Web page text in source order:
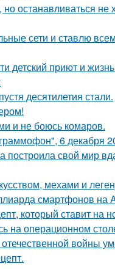
останавливаться не
сети и ставлю
детский приют и
десятилетия стали.
и не боюсь комаров.
6 декабря
построила свой мир
мехами и
смартфонов на
который ставит на
на операционном
войны